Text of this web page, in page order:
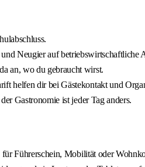
Neugier auf betriebswirtschaftliche
an, wo du gebraucht wirst.
helfen dir bei Gästekontakt und
Gastronomie ist jeder Tag anders.
Führerschein, Mobilität oder